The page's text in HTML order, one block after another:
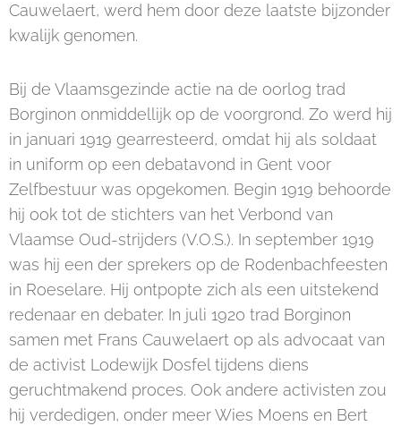
Cauwelaert, werd hem door deze laatste bijzonder
kwalijk genomen.
Bij de Vlaamsgezinde actie na de oorlog trad
Borginon onmiddellijk op de voorgrond. Zo werd hij
in januari 1919 gearresteerd, omdat hij als soldaat
in uniform op een debatavond in Gent voor
Zelfbestuur was opgekomen. Begin 1919 behoorde
hij ook tot de stichters van het Verbond van
Vlaamse Oud-strijders (V.O.S.). In september 1919
was hij een der sprekers op de Rodenbachfeesten
in Roeselare. Hij ontpopte zich als een uitstekend
redenaar en debater. In juli 1920 trad Borginon
samen met Frans Cauwelaert op als advocaat van
de activist Lodewijk Dosfel tijdens diens
geruchtmakend proces. Ook andere activisten zou
hij verdedigen, onder meer Wies Moens en Bert